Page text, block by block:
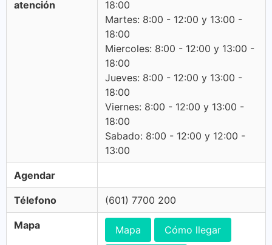
atención
18:00
Martes: 8:00 - 12:00 y 13:00 -
18:00
Miercoles: 8:00 - 12:00 y 13:00 -
18:00
Jueves: 8:00 - 12:00 y 13:00 -
18:00
Viernes: 8:00 - 12:00 y 13:00 -
18:00
Sabado: 8:00 - 12:00 y 12:00 -
13:00
Agendar
Télefono (601) 7700 200
Mapa Mapa Cómo llegar